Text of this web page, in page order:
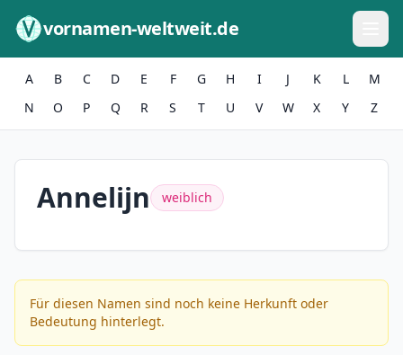
vornamen-weltweit.de
A B C D E F G H I J K L
M
N
O P Q R S T U V W X Y Z
Annelijn weiblich
Für diesen Namen sind noch keine Herkunft oder
Bedeutung hinterlegt.